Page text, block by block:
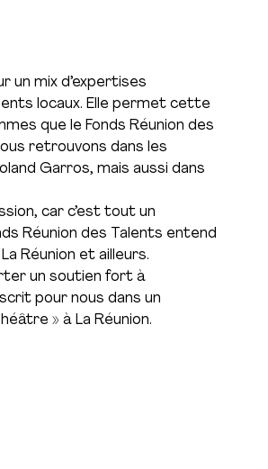
un mix d’expertises
locaux. Elle permet cette
que le Fonds Réunion des
retrouvons dans les
Garros, mais aussi dans
car c’est tout un
Réunion des Talents entend
Réunion et ailleurs.
un soutien fort à
pour nous dans un
» à La Réunion.